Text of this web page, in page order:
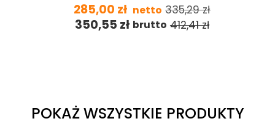
285,00 zł netto 335,29zł
350,55 zł brutto 412,41zł
POKAŻ WSZYSTKIE PRODUKTY